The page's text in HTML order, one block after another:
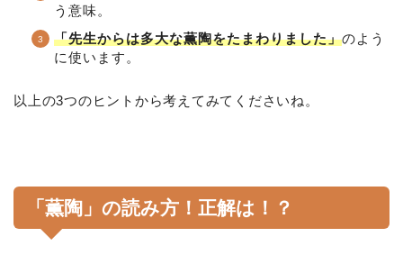
う意味。
「先生からは多大な薫陶をたまわりました」のよう
に使います。
以上の3つのヒントから考えてみてくださいね。
「薫陶」の読み方！正解は！？